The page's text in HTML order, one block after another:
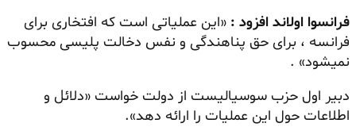
فرانسوا اولاند افزود : «این عملیاتی است که افتخاری برای
فرانسه ، برای حق پناهندگی و نفس دخالت پلیسی محسوب
نمیشود» .
دبیر اول حزب سوسیالیست از دولت خواست «دلائل و
اطلاعات حول این عملیات را ارائه دهد».